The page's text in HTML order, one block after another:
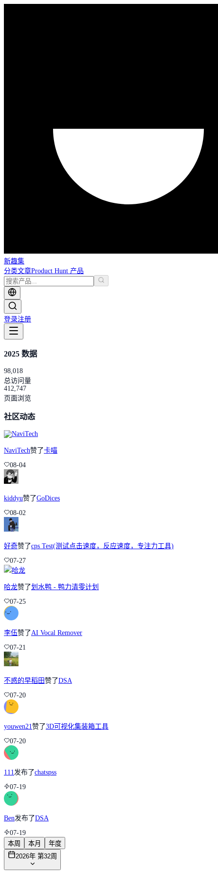
新趣集
分类文章Product Hunt 产品
登录注册
2025 数据
98,018
总访问量
412,747
页面浏览
社区动态
NaviTech赞了卡喵
08-04
kiddyu赞了GoDices
08-02
好奇赞了cps Test(测试点击速度，反应速度，专注力工具)
07-27
哈龙赞了划水鸭 - 鸭力清零计划
07-25
李伍赞了AI Vocal Remover
07-21
不惑的早稻田赞了DSA
07-20
youwen21赞了3D可视化集装箱工具
07-20
111 发布了chatspss
07-19
Ben发布了DSA
07-19
本周
本月
年度
2026年 第32周